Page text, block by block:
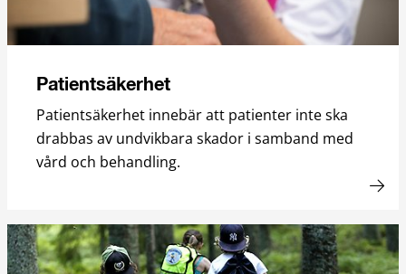
Patientsäkerhet
Patientsäkerhet innebär att patienter inte ska
drabbas av undvikbara skador i samband med
vård och behandling.